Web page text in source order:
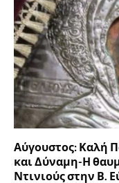
Αύγουστος: Καλή
και Δύναμη-Η
Ντινιούς στην Β.